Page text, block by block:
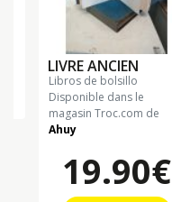
LIVRE ANCIEN
libros de bolsillo
Disponible dans le
magasin Troc.com de
Ahuy
19.90€